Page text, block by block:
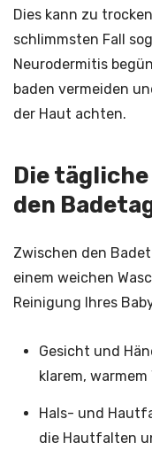
Dies kann zu
schlimmsten Fall
Neurodermitis
baden vermeiden
der Haut achten.
Die
den
Zwischen den
einem weichen
Reinigung Ihres
Gesicht und
klarem,
Hals- und
die Hautfalten